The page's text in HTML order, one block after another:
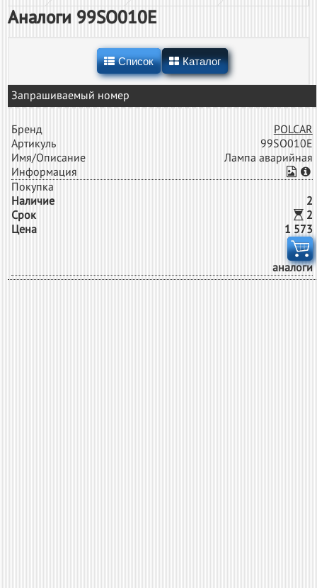
Аналоги 99SO010E
Список Каталог
Запрашиваемый номер
Бренд
POLCAR
Артикуль
99SO010E
Имя/Описание
Лампа аварийная
Информация
Покупка
Наличие
2
Срок
2
Цена
1 573
аналоги